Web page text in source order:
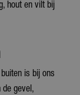
hout en vilt bij
is bij ons
de gevel,